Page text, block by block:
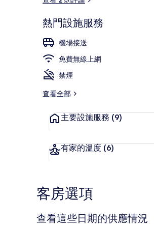
熱門設施服務
機場接送
免費無線上網
禁煙
查看全部
主要設施服務 (9)
有家的溫度 (6)
客房選項
查看這些日期的供應情況